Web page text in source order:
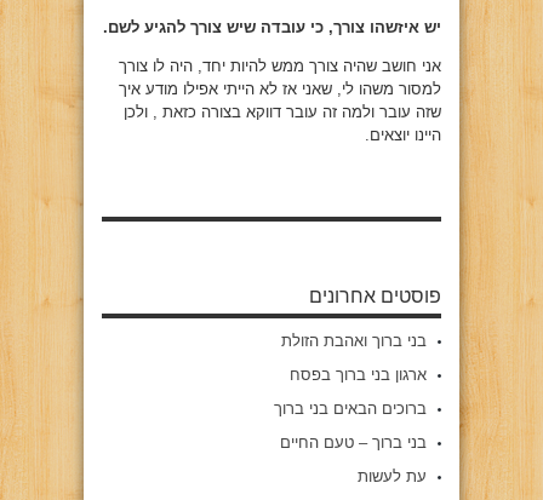
יש איזשהו צורך, כי עובדה שיש צורך להגיע לשם.
אני חושב שהיה צורך ממש להיות יחד, היה לו צורך
למסור משהו לי, שאני אז לא הייתי אפילו מודע איך
שזה עובר ולמה זה עובר דווקא בצורה כזאת , ולכן
היינו יוצאים.
פוסטים אחרונים
בני ברוך ואהבת הזולת
ארגון בני ברוך בפסח
ברוכים הבאים בני ברוך
בני ברוך – טעם החיים
עת לעשות